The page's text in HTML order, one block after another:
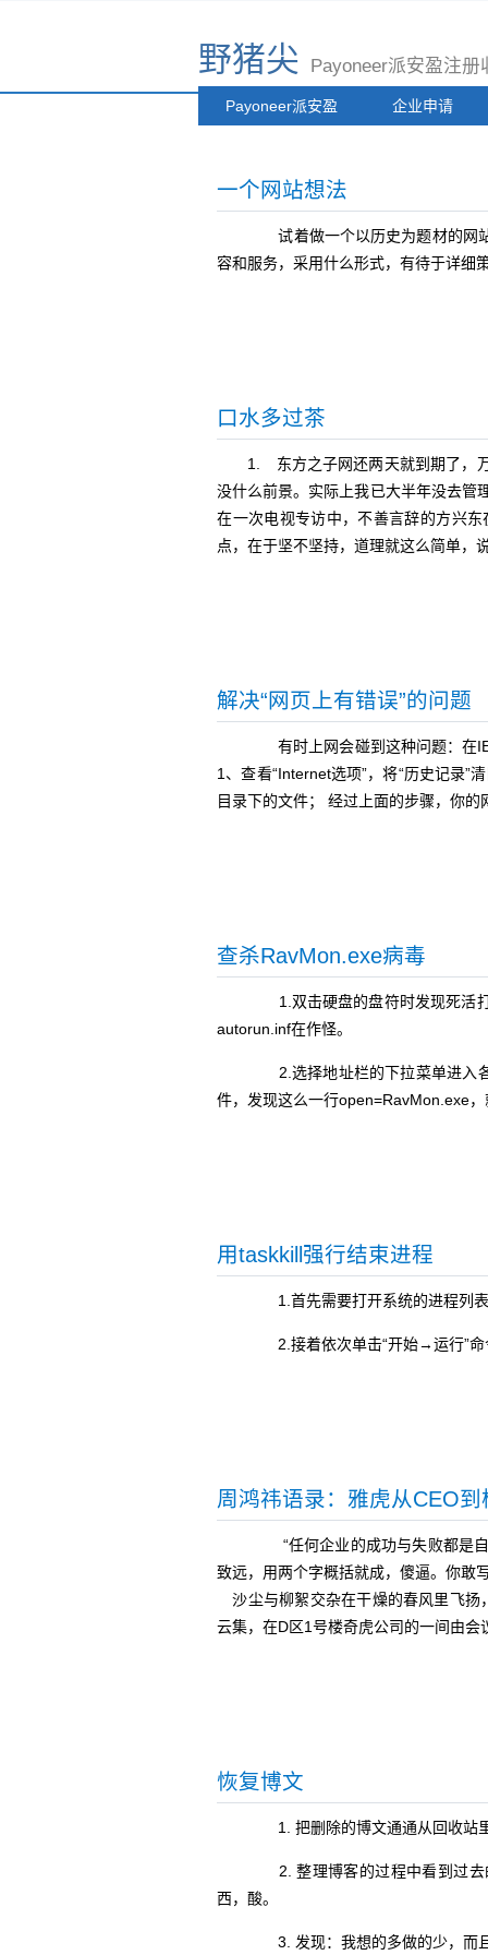
野猪尖 Payoneer派安盈注
Payoneer派安盈 企业申请
一个网站想法
试着做一个以历史为题材的网站
容和服务，采用什么形式，有待于详
口水多过茶
1. 东方之子网还两天就到期了，
没什么前景。实际上我已大半年没去
在一次电视专访中，不善言辞的方兴
点，在于坚不坚持，道理就这么简单，
解决“网页上有错误”的问题
有时上网会碰到这种问题：在IE
1、查看“Internet选项”，将“历史记录”
目录下的文件； 经过上面的步骤，你的
查杀RavMon.exe病毒
1.双击硬盘的盘符时发现死活打
autorun.inf在作怪。
2.选择地址栏的下拉菜单进入各
件，发现这么一行open=RavMon.exe，
用taskkill强行结束进程
1.首先需要打开系统的进程列表
2.接着依次单击“开始→运行”命
周鸿祎语录：雅虎从CEO
“任何企业的成功与失败都是自
致远，用两个字概括就成，傻逼。你敢
沙尘与柳絮交杂在干燥的春风里飞
云集，在D区1号楼奇虎公司的一间由会
恢复博文
1. 把删除的博文通通从回收站里
2. 整理博客的过程中看到过去
西，酸。
3. 发现：我想的多做的少，而且